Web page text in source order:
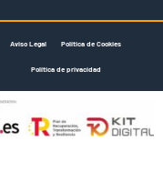
Aviso Legal Política de Cookies
Política de privacidad